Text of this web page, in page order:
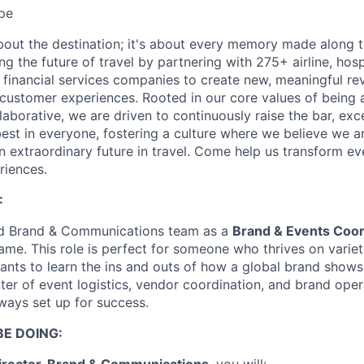
the destination; it's about every memory made along
the future of travel by partnering with 275+ airline,
services companies to create new, meaningful
experiences. Rooted in our core values of being
we are driven to continuously raise the bar,
in everyone, fostering a culture where we believe we
extraordinary future in travel. Come help us transform
& Communications team as a Brand & Events
This role is perfect for someone who thrives on
to learn the ins and outs of how a global brand
of event logistics, vendor coordination, and brand
set up for success.
DOING: